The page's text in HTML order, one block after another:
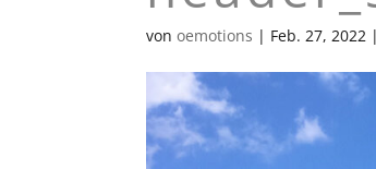
vonoemotions | Feb. 27, 2022